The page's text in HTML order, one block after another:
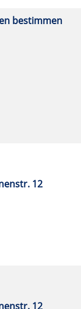
bestimmen
12
12